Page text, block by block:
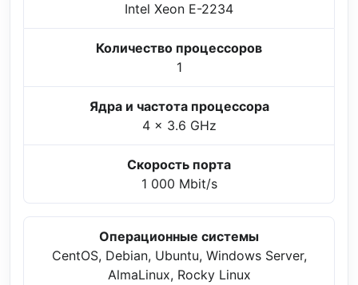
Intel Xeon E-2234
Количество процессоров
1
Ядра и частота процессора
4 x 3.6 GHz
Скорость порта
1 000 Mbit/s
Операционные системы
CentOS, Debian, Ubuntu, Windows Server,
AlmaLinux, Rocky Linux